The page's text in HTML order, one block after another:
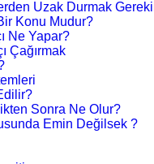
Uzak Durmak
Konu Mudur?
Ne Yapar?
Çağırmak
Sonra Ne Olur?
Emin Değilsek ?